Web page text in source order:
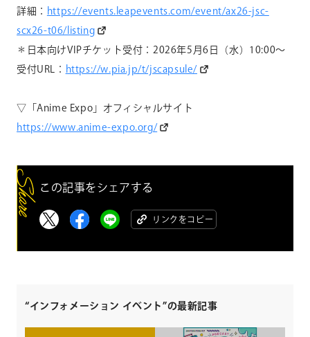
詳細：
https://events.leapevents.com/event/ax26-jsc-
scx26-t06/listing
＊日本向けVIPチケット受付：2026年5月6日（水）10:00～
受付URL：
https://w.pia.jp/t/jscapsule/
▽「Anime Expo」オフィシャルサイト
https://www.anime-expo.org/
この記事をシェアする
リンクをコピー
“インフォメーション イベント”の最新記事